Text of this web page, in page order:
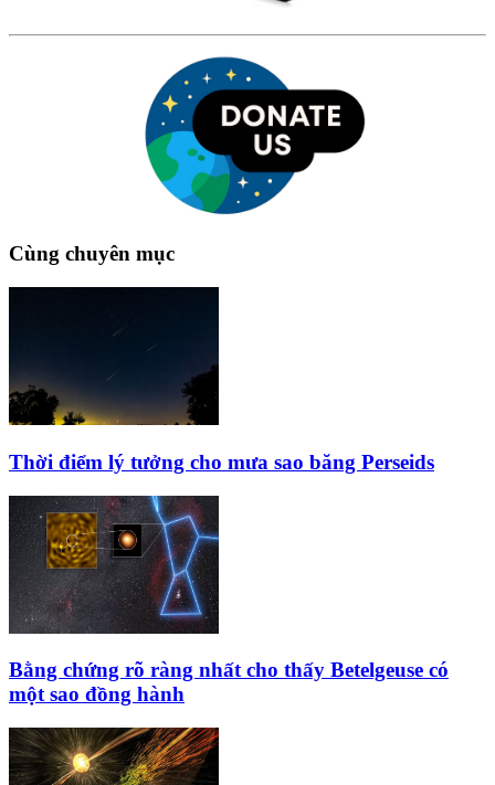
Cùng chuyên mục
Thời điểm lý tưởng cho mưa sao băng Perseids
Bằng chứng rõ ràng nhất cho thấy Betelgeuse có
một sao đồng hành